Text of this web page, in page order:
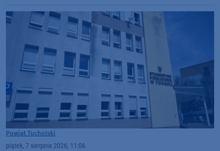
Powiat Tucholski
piątek, 7 sierpnia 2026, 11:06